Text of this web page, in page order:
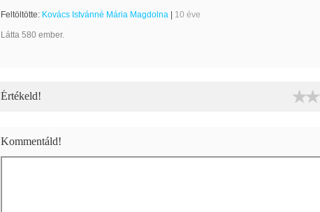
Feltöltötte: Kovács Istvánné Mária Magdolna 10 éve
Látta 580 ember.
Értékeld!
Kommentáld!